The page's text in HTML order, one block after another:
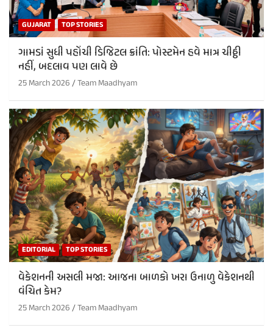
GUJARAT TOP STORIES
ગામડાં સુધી પહોંચી ડિજિટલ ક્રાંતિ: પોસ્ટમેન હવે માત્ર ચીઠ્ઠી
નહીં, બદલાવ પણ લાવે છે
25 March 2026 Team Maadhyam
EDITORIAL TOP STORIES
વેકેશનની અસલી મજા: આજના બાળકો ખરા ઉનાળુ વેકેશનથી
વંચિત કેમ?
25 March 2026 Team Maadhyam